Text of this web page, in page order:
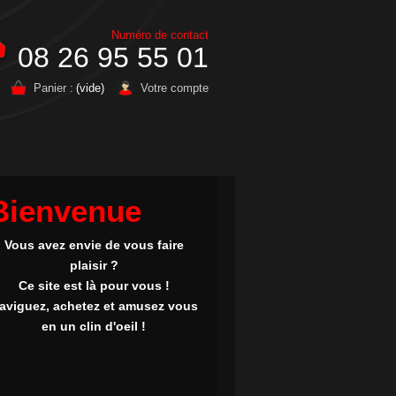
Numéro de contact
08 26 95 55 01
Votre compte
Panier : (vide)
Vous avez envie de vous faire
plaisir ?
Ce site est là pour vous !
achetez et amusez vous
en un clin d'oeil !